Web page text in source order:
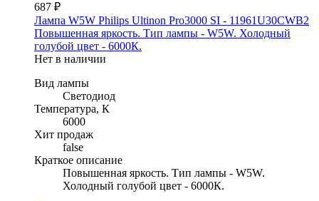
687 ₽
Лампа W5W Philips Ultinon Pro3000 SI - 11961U30CWB2
Повышенная яркость. Тип лампы - W5W. Холодный
голубой цвет - 6000К.
Нет в наличии
Вид лампы
Светодиод
Температура, К
6000
Хит продаж
false
Краткое описание
Повышенная яркость. Тип лампы - W5W.
Холодный голубой цвет - 6000К.